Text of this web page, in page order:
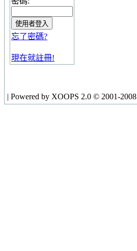
忘了密碼?
現在就註冊!
| Powered by XOOPS 2.0 © 2001-2008